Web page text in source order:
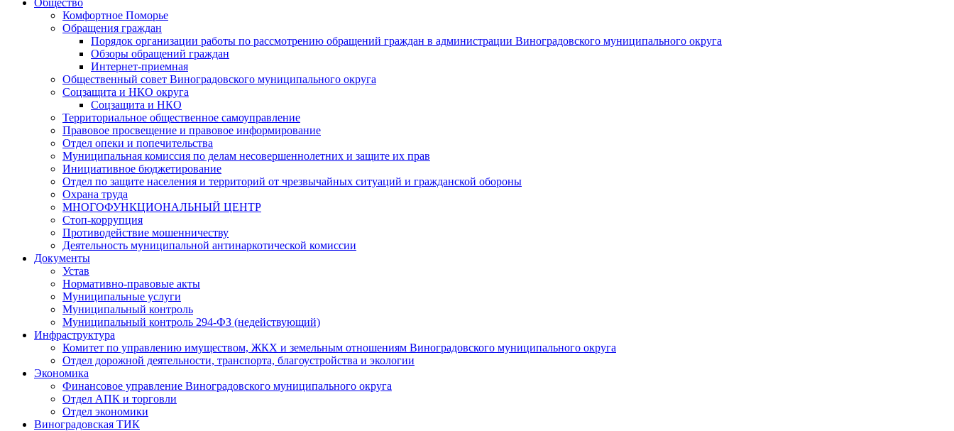
Общество
Комфортное Поморье
Обращения граждан
Порядок организации работы по рассмотрению обращений граждан в администрации Виноградовского муниципального округа
Обзоры обращений граждан
Интернет-приемная
Общественный совет Виноградовского муниципального округа
Соцзащита и НКО округа
Соцзащита и НКО
Территориальное общественное самоуправление
Правовое просвещение и правовое информирование
Отдел опеки и попечительства
Муниципальная комиссия по делам несовершеннолетних и защите их прав
Инициативное бюджетирование
Отдел по защите населения и территорий от чрезвычайных ситуаций и гражданской обороны
Охрана труда
МНОГОФУНКЦИОНАЛЬНЫЙ ЦЕНТР
Стоп-коррупция
Противодействие мошенничеству
Деятельность муниципальной антинаркотической комиссии
Документы
Устав
Нормативно-правовые акты
Муниципальные услуги
Муниципальный контроль
Муниципальный контроль 294-ФЗ (недействующий)
Инфраструктура
Комитет по управлению имуществом, ЖКХ и земельным отношениям Виноградовского муниципального округа
Отдел дорожной деятельности, транспорта, благоустройства и экологии
Экономика
Финансовое управление Виноградовского муниципального округа
Отдел АПК и торговли
Отдел экономики
Виноградовская ТИК